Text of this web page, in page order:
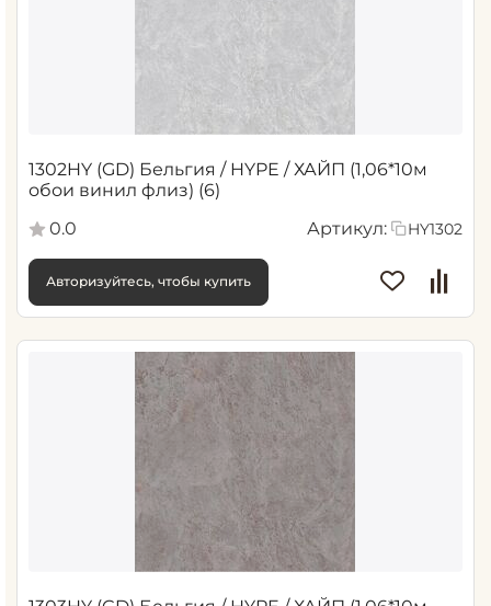
1302HY (GD) Бельгия / HYPE / ХАЙП (1,06*10м
обои винил флиз) (6)
0.0
Артикул: HY1302
Авторизуйтесь, чтобы купить